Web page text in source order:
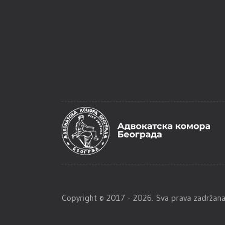
Copyright © 2017 - 2026. Sva prava